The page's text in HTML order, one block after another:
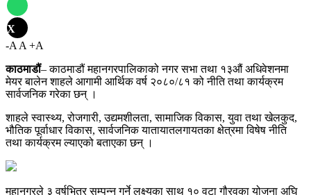
X
-A A +A
काठमाडौं– काठमाडौं महानगरपालिकाको नगर सभा तथा १३औं अधिवेशनमा
मेयर बालेन शाहले आगामी आर्थिक वर्ष २०८०/८१ को नीति तथा कार्यक्रम
सार्वजनिक गरेका छन् ।
शाहले स्वास्थ्य, रोजगारी, उद्यमशीलता, सामाजिक विकास, युवा तथा खेलकुद,
भौतिक पूर्वाधार विकास, सार्वजनिक यातायातलगायतका क्षेत्रमा विषेष नीति
तथा कार्यक्रम ल्याएको बताएका छन् ।
महानगरले ३ वर्षभित्र सम्पन्न गर्ने लक्ष्यका साथ १० वटा गौरवका योजना अघि